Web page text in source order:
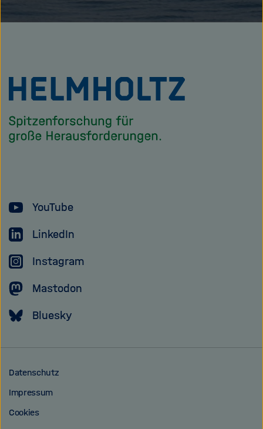
Zu
Startseite
YouTube
LinkedIn
Instagram
Mastodon
Bluesky
Datenschutz
Impressum
Cookies